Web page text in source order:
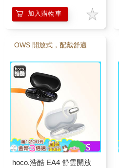
加入購物車
OWS 開放式，配戴舒適
hoco.浩酷 EA4 舒雲開放